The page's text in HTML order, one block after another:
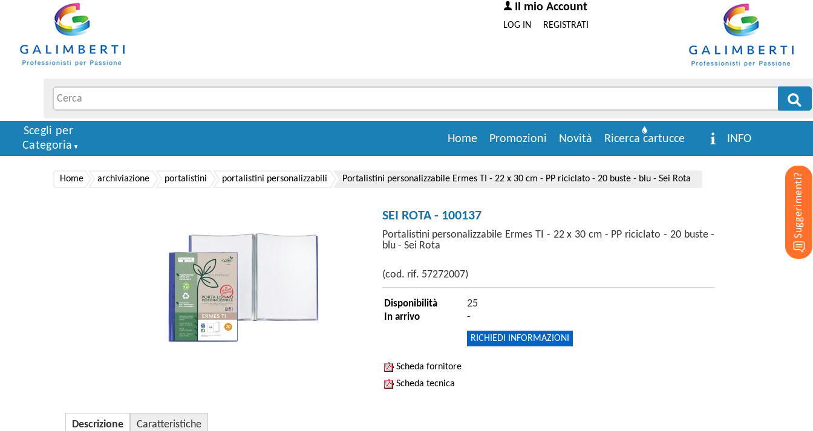
Il mio Account
REGISTRATI
LOG IN
INFO
Ricerca cartucce
Novità
Promozioni
Home
Scegli per
Categoria
Home archiviazione portalistini portalistini personalizzabili Portalistini personalizzabile Ermes TI - 22 x 30 cm - PP riciclato - 20 buste - blu - Sei Rota
SEI ROTA - 100137
Portalistini personalizzabile Ermes TI - 22 x 30 cm - PP riciclato - 20 buste -
blu - Sei Rota
(cod. rif. 57272007)
Disponibilità 25
In arrivo -
RICHIEDI INFORMAZIONI
Scheda fornitore
Scheda tecnica
Descrizione Caratteristiche